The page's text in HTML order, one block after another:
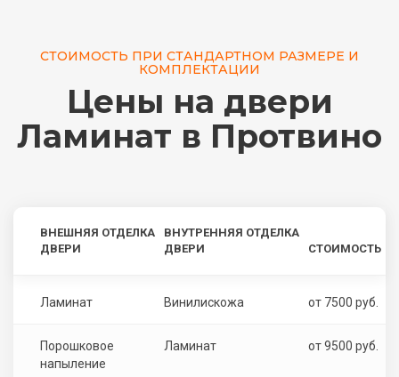
СТОИМОСТЬ ПРИ СТАНДАРТНОМ РАЗМЕРЕ И
КОМПЛЕКТАЦИИ
Цены на двери
Ламинат в Протвино
ВНЕШНЯЯ ОТДЕЛКА
ДВЕРИ
ВНУТРЕННЯЯ ОТДЕЛКА
ДВЕРИ
СТОИМОСТЬ
Ламинат Винилискожа от 7500 руб.
Порошковое
напыление
Ламинат от 9500 руб.